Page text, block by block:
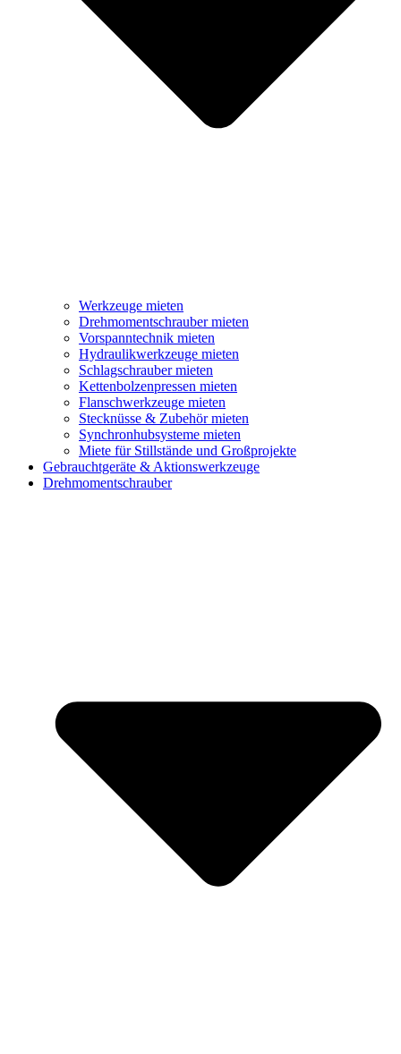
Werkzeuge mieten
Drehmomentschrauber mieten
Vorspanntechnik mieten
Hydraulikwerkzeuge mieten
Schlagschrauber mieten
Kettenbolzenpressen mieten
Flanschwerkzeuge mieten
Stecknüsse & Zubehör mieten
Synchronhubsysteme mieten
Miete für Stillstände und Großprojekte
Gebrauchtgeräte & Aktionswerkzeuge
Drehmomentschrauber